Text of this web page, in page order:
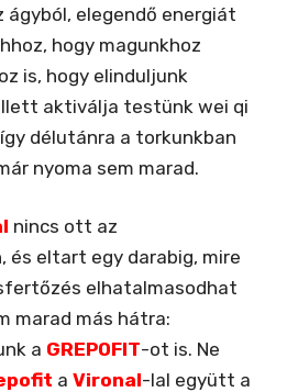
elegendő energiát
hogy magunkhoz
is, hogy elinduljunk
aktiválja testünk wei qi
délutánra a torkunkban
nyoma sem marad.
nincs ott az
és eltart egy darabig, mire
elhatalmasodhat
marad más hátra:
a GREPOFIT-ot is. Ne
a Vironal-lal együtt a